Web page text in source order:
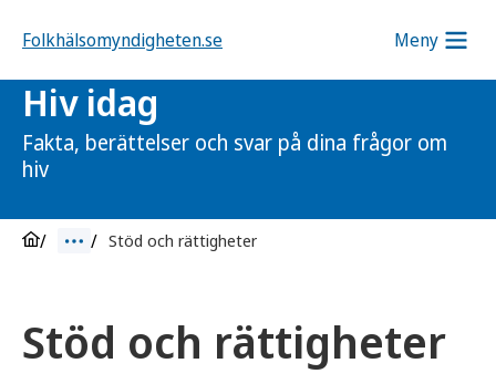
Folkhälsomyndigheten.se Meny
Hiv idag
Fakta, berättelser och svar på dina frågor om
hiv
Stöd och rättigheter
Stöd och rättigheter